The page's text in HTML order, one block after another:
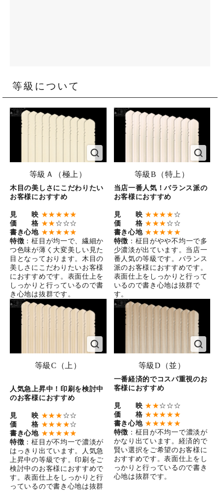
等級について
等級Ａ（極上）
木目の美しさにこだわりたい
お客様におすすめ
見 映 ★★★★★
価 格 ★★ ☆☆☆
書き心地 ★★★★★
特徴 ：柾目が均一で、繊細か
つ色味が薄く大変美しい見た
目となっております。木目の
美しさにこだわりたいお客様
におすすめです。表面仕上を
しっかりと行っているので書
き心地は抜群です。
等級B（特上）
当店一番人気！バランス派の
お客様におすすめ
見 映 ★★★★ ☆
価 格 ★★★ ☆☆
書き心地 ★★★★★
特徴 ：柾目がやや不均一で多
少濃淡が出ています。当店一
番人気の等級です。バランス
派のお客様におすすめです。
表面仕上をしっかりと行って
いるので書き心地は抜群で
す。
等級C（上）
人気急上昇中！印刷を検討中
のお客様におすすめ
見 映 ★★★ ☆☆
価 格 ★★★★☆
書き心地 ★★★★★
特徴 ：柾目が不均一で濃淡が
はっきり出ています。人気急
上昇中の等級です。印刷をご
検討中のお客様におすすめで
す。表面仕上をしっかりと行
っているので書き心地は抜群
等級D（並）
一番経済的でコスパ重視のお
客様におすすめ
見 映 ★★☆☆☆
価 格 ★★★★★
書き心地 ★★★★★
特徴 ：柾目が不均一で濃淡が
かなり出ています。経済的で
賢い選択をご希望のお客様に
おすすめです。表面仕上をし
っかりと行っているので書き
心地は抜群です。